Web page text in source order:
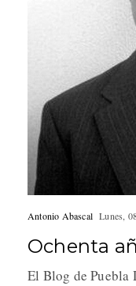
Antonio Abascal Lunes,
Ochenta
El Blog de Puebla